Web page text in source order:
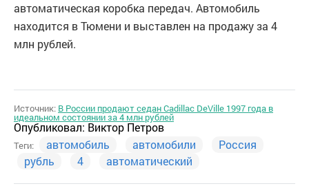
автоматическая коробка передач. Автомобиль
находится в Тюмени и выставлен на продажу за 4
млн рублей.
Источник: В России продают седан Cadillac DeVille 1997 года в
идеальном состоянии за 4 млн рублей
Опубликовал: Виктор Петров
Теги: автомобиль автомобили
Россия
рубль
4 автоматический